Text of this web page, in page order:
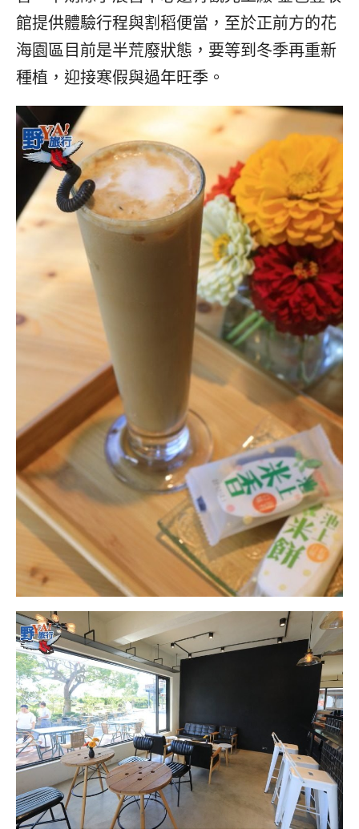
館提供體驗行程與割稻便當，至於正前方的花
海園區目前是半荒廢狀態，要等到冬季再重新
種植，迎接寒假與過年旺季。